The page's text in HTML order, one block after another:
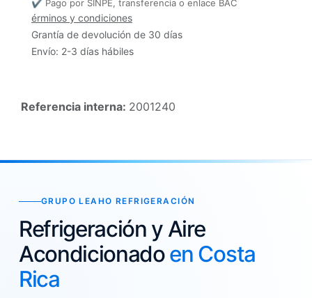
✔ Pago por SINPE, transferencia o enlace BAC
érminos y condiciones
Grantía de devolución de 30 días
Envío: 2-3 días hábiles
Referencia interna: 2001240
GRUPO LEAHO REFRIGERACIÓN
Refrigeración y Aire
Acondicionadoen Costa
Rica